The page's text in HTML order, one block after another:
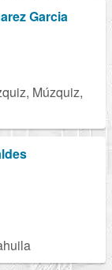
Garcia
Múzquiz,